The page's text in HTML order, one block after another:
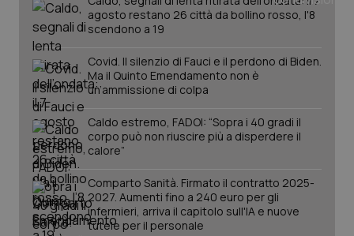
agosto restano 26 città da bollino rosso, l'8
scendono a 19
Covid. Il silenzio di Fauci e il perdono di Biden.
Ma il Quinto Emendamento non è
un’ammissione di colpa
Caldo estremo, FADOI: “Sopra i 40 gradi il
corpo può non riuscire più a disperdere il
calore”
Comparto Sanità. Firmato il contratto 2025-
2027. Aumenti fino a 240 euro per gli
infermieri, arriva il capitolo sull'IA e nuove
tutele per il personale